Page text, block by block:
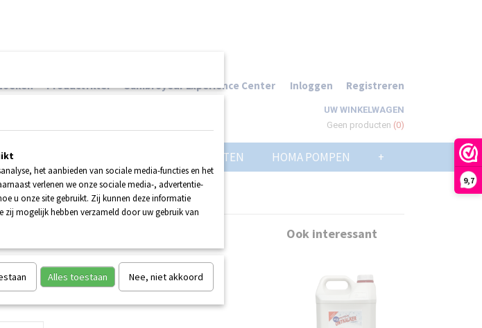
9,7
Productfilter Sanibroyeur Experience Center Inloggen Registreren
UW WINKELWAGEN
Geen producten (0)
POMPPUTTEN HOMA POMPEN +
SANIVITE 3
(inclusief btw 21%)
2026
Ook interessant
het aanbieden van sociale media-functies en het
verlenen we onze sociale media-, advertentie-
u onze site gebruikt. Zij kunnen deze informatie
zij mogelijk hebben verzameld door uw gebruik van
Alles toestaan Nee, niet akkoord